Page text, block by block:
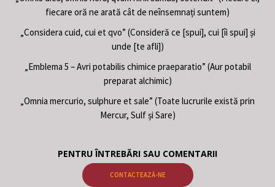
fiecare oră ne arată cât de neînsemnați suntem)
„Considera cuid, cui et qvo” (Consideră ce [spui], cui [îi spui] și
unde [te afli])
„Emblema 5 – Avri potabilis chimice praeparatio” (Aur potabil
preparat alchimic)
„Omnia mercurio, sulphure et sale” (Toate lucrurile există prin
Mercur, Sulf și Sare)
PENTRU ÎNTREBĂRI SAU COMENTARII
CONTACTEAZĂ-NE